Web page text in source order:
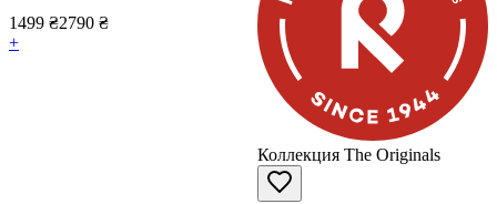
1499 ₴2790 ₴
+
Коллекция The Originals